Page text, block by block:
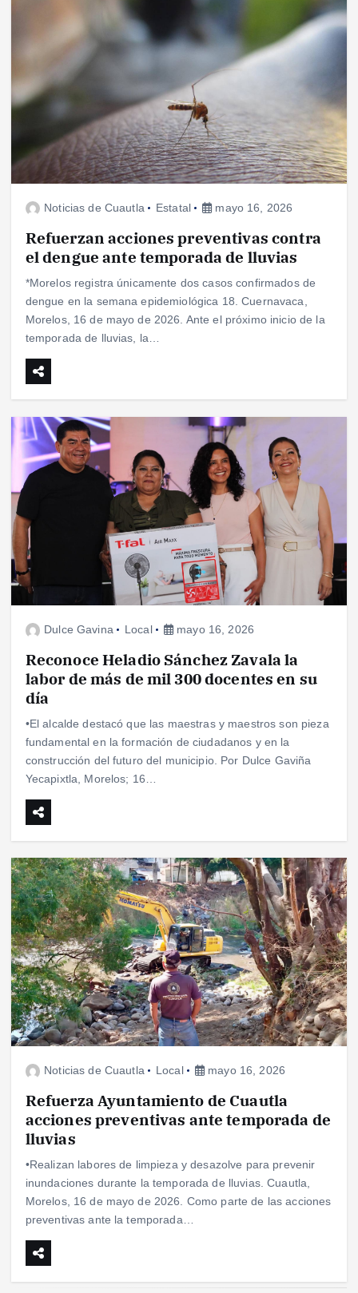
Noticias de Cuautla Estatal mayo 16, 2026
Refuerzan acciones preventivas contra
el dengue ante temporada de lluvias
*Morelos registra únicamente dos casos confirmados de
dengue en la semana epidemiológica 18. Cuernavaca,
Morelos, 16 de mayo de 2026. Ante el próximo inicio de la
temporada de lluvias, la…
Dulce Gavina Local mayo 16, 2026
Reconoce Heladio Sánchez Zavala la
labor de más de mil 300 docentes en su
día
•El alcalde destacó que las maestras y maestros son pieza
fundamental en la formación de ciudadanos y en la
construcción del futuro del municipio. Por Dulce Gaviña
Yecapixtla, Morelos; 16…
Noticias de Cuautla Local mayo 16, 2026
Refuerza Ayuntamiento de Cuautla
acciones preventivas ante temporada de
lluvias
•Realizan labores de limpieza y desazolve para prevenir
inundaciones durante la temporada de lluvias. Cuautla,
Morelos, 16 de mayo de 2026. Como parte de las acciones
preventivas ante la temporada…